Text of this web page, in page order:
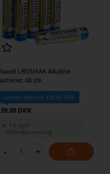
LR03/AAA Alkaline
48 stk.
Laveste stykpris: 129,00 DKK
DKK
På lager
Afsendes mandag
- +